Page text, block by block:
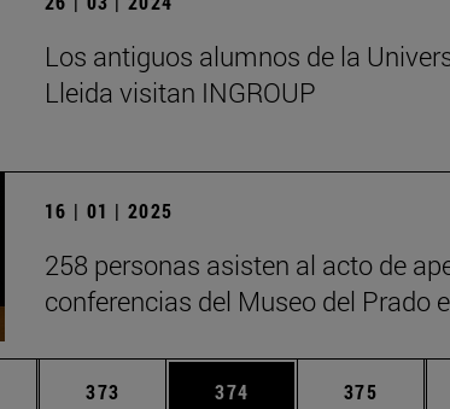
Los antiguos alumnos de la
Lleida visitan INGROUP
16 | 01 | 2025
258 personas asisten al acto de
conferencias del Museo del Prado
Páginas intermedias Use TAB para desplazarse.
Página
373 Página
374 Página
375